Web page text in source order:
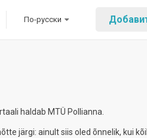
По-русски
haldab MTÜ Pollianna.
järgi: ainult siis oled õnnelik, kui